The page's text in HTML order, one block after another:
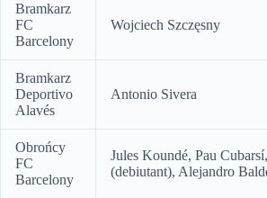
Bramkarz
FC
Barcelony
Wojciech Szczęsny
Bramkarz
Deportivo
Alavés
Antonio Sivera
Obrońcy
FC
Barcelony
Jules Koundé, Pau
(debiutant), Alejandro